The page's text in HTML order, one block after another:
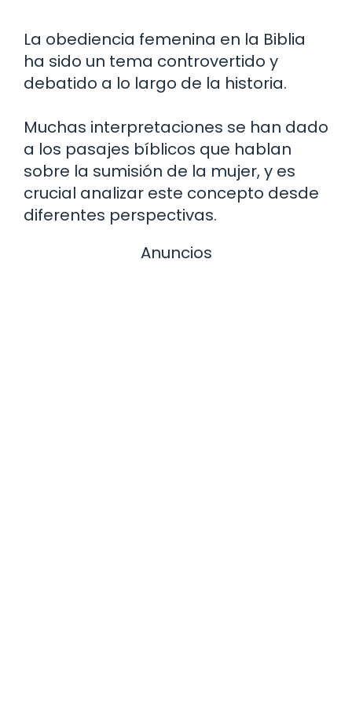
La obediencia femenina en la Biblia
ha sido un tema controvertido y
debatido a lo largo de la historia.
Muchas interpretaciones se han dado
a los pasajes bíblicos que hablan
sobre la sumisión de la mujer, y es
crucial analizar este concepto desde
diferentes perspectivas.
Anuncios